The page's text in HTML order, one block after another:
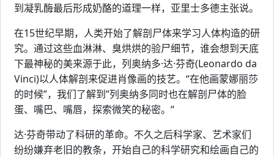
到凝乳酶最后形成奶酪的道理一样，亚里士多德主张说。
在15世纪早期，人类开始了解剖尸体来学习人体构造的研
究。通过这些血淋淋、臭烘烘的验尸细节，谁会想到天底
下最神秘的美来源于此，列奥纳多·达·芬奇(Leonardo da
Vinci)以人体解剖来促进肖像画的技艺。“在他画蒙娜丽莎
的时候”，我们了解到”列奥纳多同时也在解剖尸体的脸
蛋、嘴巴、嘴唇，探索微笑的秘密。“
达·芬奇带动了科研的革命。不久之后科学家、艺术家们
纷纷嫌弃老旧的教条，开始自己的科学研究和绘画自己的